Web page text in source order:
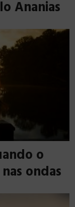
Ananias
o
ondas